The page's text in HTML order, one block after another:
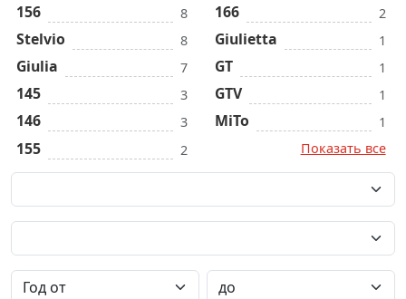
156 8
Stelvio 8
Giulia 7
145 3
146 3
155 2
166 2
Giulietta 1
GT 1
GTV 1
MiTo
1
Показать все